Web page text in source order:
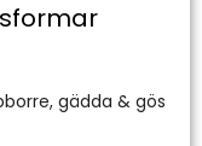
gädda & gös